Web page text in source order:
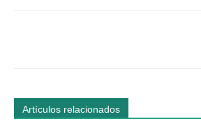
Artículos relacionados